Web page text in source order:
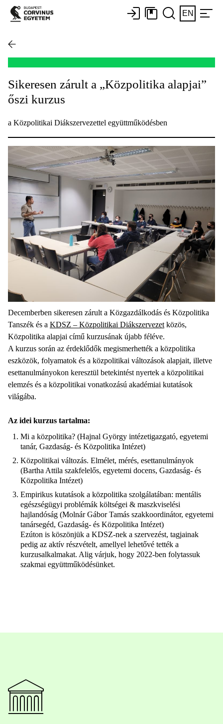
EN
Sikeresen zárult a „Közpolitika alapjai”
őszi kurzus
a Közpolitikai Diákszervezettel együttműködésben
Decemberben sikeresen zárult a Közgazdálkodás és Közpolitika
Tanszék és a KDSZ – Közpolitikai Diákszervezet közös,
Közpolitika alapjai című kurzusának újabb féléve.
A kurzus során az érdeklődők megismerhették a közpolitika
eszközök, folyamatok és a közpolitikai változások alapjait, illetve
esettanulmányokon keresztül betekintést nyertek a közpolitikai
elemzés és a közpolitikai vonatkozású akadémiai kutatások
világába.
Az idei kurzus tartalma:
Mi a közpolitika? (Hajnal György intézetigazgató, egyetemi
tanár, Gazdaság- és Közpolitika Intézet)
Közpolitikai változás. Elmélet, mérés, esettanulmányok
(Bartha Attila szakfelelős, egyetemi docens, Gazdaság- és
Közpolitika Intézet)
Empirikus kutatások a közpolitika szolgálatában: mentális
egészségügyi problémák költségei & maszkviselési
hajlandóság (Molnár Gábor Tamás szakkoordinátor, egyetemi
tanársegéd, Gazdaság- és Közpolitika Intézet)
Ezúton is köszönjük a KDSZ-nek a szervezést, tagjainak
pedig az aktív részvételt, amellyel lehetővé tették a
kurzusalkalmakat. Alig várjuk, hogy 2022-ben folytassuk
szakmai együttműködésünket.